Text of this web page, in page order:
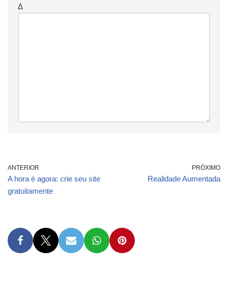
Δ
ANTERIOR
A hora é agora: crie seu site
gratuitamente
PRÓXIMO
Realidade Aumentada